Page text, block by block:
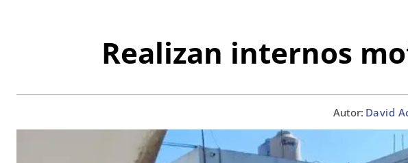
Realizan internos
Autor: David